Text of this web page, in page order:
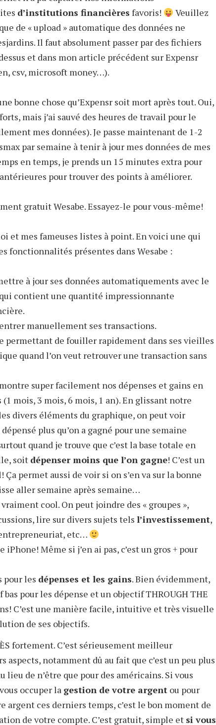
d’institutions financières favoris!
Veuillez
de « upload » automatique des données ne
Il faut absolument passer par des fichiers
et dans mon article précédent sur Expensr
csv, microsoft money…).
bonne chose qu’Expensr soit mort après tout. Oui,
mais j’ai sauvé des heures de travail pour le
mes données). Je passe maintenant de 1-2
par semaine à tenir à jour mes données de mes
en temps, je prends un 15 minutes extra pour
pour trouver des points à améliorer.
gratuit Wesabe. Essayez-le pour vous-même!
et mes fameuses listes à point. En voici une qui
fonctionnalités présentes dans Wesabe :
à jour ses données automatiquements avec le
contient une quantité impressionnante
manuellement ses transactions.
permettant de fouiller rapidement dans ses vieilles
quand l’on veut retrouver une transaction sans
super facilement nos dépenses et gains en
mois, 3 mois, 6 mois, 1 an). En glissant notre
divers éléments du graphique, on peut voir
plus qu’on a gagné pour une semaine
quand je trouve que c’est la base totale en
soit dépenser moins que l’on gagne! C’est un
Ça permet aussi de voir si on s’en va sur la bonne
aller semaine après semaine…
cool. On peut joindre des « groupes »,
lire sur divers sujets tels l’investissement,
etc…
Même si j’en ai pas, c’est un gros + pour
pour les dépenses et les gains. Bien évidemment,
pour les dépense et un objectif THROUGH THE
C’est une manière facile, intuitive et très visuelle
de ses objectifs.
fortement. C’est sérieusement meilleur
aspects, notamment dû au fait que c’est un peu plus
lieu de n’être que pour des américains. Si vous
occuper la gestion de votre argent ou pour
argent ces derniers temps, c’est le bon moment de
de votre compte. C’est gratuit, simple et si vous